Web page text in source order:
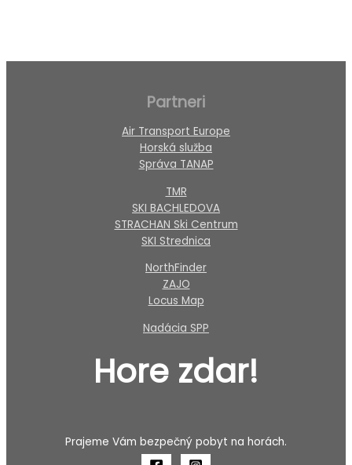
Partneri
Air Transport Europe
Horská služba
Správa TANAP
TMR
SKI BACHLEDOVA
STRACHAN Ski Centrum
SKI Strednica
NorthFinder
ZAJO
Locus Map
Nadácia SPP
Hore zdar!
Prajeme Vám bezpečný pobyt na horách.